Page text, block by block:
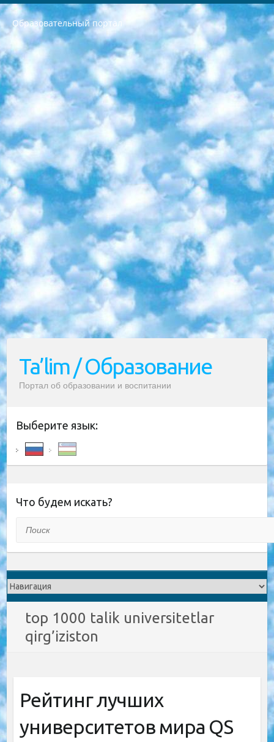
Образовательный портал
РЕСПУБЛИКА УЗБЕКИСТАН МИНИСТРЕРСТВО ДОШКОЛЬНОГО И ШКОЛЬНОГО ОБРАЗОВАНИЯ КОМАНДА в общеобразовательных учреждениях в 2023-2024 учебном году организация и проведение итоговой государственной аттестации обучающихся о Министра дошкольного и школьного образования Республики Узбекистан от 4 марта 2008 года (постановлением Минюста от 20 марта 2008 года № 1778 государственной регистрации) «Итоговое состояние учащихся общего среднего образования на основании положения об утверждении положения об аттестации общего среднего образования выпускной экзамен студентов в образовательных учреждениях в 2023-2024 учебном году В целях организации и прохождения аттестации приказываю: 1. Следующее: перечень предметов, по которым будет проводиться итоговая государственная аттестация и экзамен формы перевода согласно приложению 1; сертификаты международного образца, оценивающие уровень владения иностранными языками перечень согласно приложению 2; 2. Педагогический при специализированных образовательных учреждениях. научно-практический центр квалификации и международной оценки (Д.Давидова) 2024 г. До 25 марта: задания по предметам, по которым будет проводиться итоговая аттестация разработка и утверждение технических условий; итоговая аттестация на основании разработанного предметного задания разработка вопросов по предметам (устно и письменно), экзамен передача; общеобразовательные средние школы и специальные учебные заведения учащиеся выпускных классов школ и интернатов в агентской системе подготовка базы данных экзаменационных материалов и критериев оценки; перевод базы экзаменационных материалов на все языки обучения подать в Республиканский образовательный центр для изготовления; варианты экзаменов на основе разработанных контрольных материалов пусть будут поставлены задачи формирования. 3. Республиканский образовательный центр (Ш.Худайкулов) до 5 апреля 2024 года. до: база данных предоставленных экзаменационных материалов на все языки обучения перевод и экспертиза; для слепых, слабовидящих, глухих, слабослышащих и умственно отсталых детей учащиеся выпускных классов специализированных школ и школ-интернатов база данных экзаменационных материалов на всех преподаваемых языках подготовка критериев оценки; специализированные школы для умственно отсталых детей и технологии для учащихся выпускных классов школ-интернатов разработка соответствующих рекомендаций и критериев проведения ЕГЭ по естествознанию давать задания. 4. Педагогический при специализированных образовательных учреждениях. Научно-практический центр навыков и международной оценки (Д.Давидова), Республика образовательный центр (Худайкулов Ш.) итоговый государственный аттестационный экзамен ориентирован на творческое и логическое мышление при подготовке базы материалов учитывать введение заданий. 5. Следует отметить, что: сертификат государственного образца о знании общеобразовательного предмета и как минимум национальный уровень B1 по предметам на иностранных языках, указанным в Приложении 2. или международно признанный сертификат эквивалентного уровня студенты, изучающие определенный предмет, освобождаются от экзамена; по соответствующим предметам запланирована итоговая государственная аттестация за день до дня, путем жеребьевки Рабочей группой (в письменной форме по предметам, проводимым в форме) из числа сформированных вариантов выбрано 2 варианта; 2 выбранных варианта экзамена анонсированы на официальном сайте министерства и все выпускники по всей стране на основе этих вариантов проводит итоговую государственную аттестацию. 6. Государственное образование учащихся средних общеобразовательных учреждений. знания в соответствии с квалификационными требованиями, которые необходимо приобрести на основании стандартов итоговый (выпускной) контроль для 9 и 11 классов в целях тестирования Экзамены (далее – экзамены) состоят из предметов, перечисленных в приложении 1. будет сделано. 7. Экзамены пройдут с 26 мая по 15 июня 2024 г. (кроме науки физического воспитания). 8. Физическая для учащихся 9 классов общесредних образовательных учреждений. Экзамены по предмету «Образование, квалификация медицина» 1-6 мая 2024 года. сотрудники перевести под присмотр (с отклонениями в физическом или умственном развитии) специализированная школа для детей, школы-интернаты и со сколиозом школы-интернаты санаторного типа для больных детей исключены). 9. Он был слепым, слабовидящим и имел нарушения опорно-двигательного аппарата. экзамены в специализированных школах и интернатах для детей должны проводиться исходя из требований, предъявляемых к общеобразовательным учреждениям (физкультура кроме науки). 10. Специализированная школа для глухих и слабослышащих детей. и экзамены в интернатах и быть реализован в виде письменного теста по математике. 11. Специальность для умственно отсталых детей. Для 9 класса Родной язык и литературное письмо Государственный язык (язык обучения – узбекский). для неклассов) написано Математическое письмо Письменная/устная история Узбекистана Физическое воспитание практично Итоговый контроль Для 11 класса Написание родного языка и литературы (эссе) Математическое письмо Узбекский язык (обучение на узбекском языке) не посещающее общее среднее образование для учреждений)/Образовательное учреждение выбор письменный и устный Иностранный язык письменный/устный Письменная/устная история Узбекистана *По выбору студента:  Химия  Физика  Основы государственного права  География 10 бесплатных образовательных ресурсов - Мы составили подборку онлайн-проектов с интерактивными упражнениями, видеолекциями и статьями. Они помогут вам обрести новые и освежить старые знания бесплатно. 1. «ИНТУИТ» Старейшая образовательная площадка Рунета. Здесь вы найдёте сотни текстовых и видеокурсов на десятки различных тем — от программирования до психологии. Многие курсы подготовлены российскими университетами и крупными международными компаниями вроде Intel и Microsoft. Самостоятельное обучение бесплатное, но желающие могут оплатить услуги персональных наставников. 2. «Смартия» знакомит с актуальными профессиями и подсказывает, как им обучаться. Выбрав заинтересовавшую вас специальность — SMM-специалист, фотограф, веб-дизайнер или другую, — увидите список необходимых для неё умений. Чтобы вы могли освоить их самостоятельно, для каждого умения площадка отображает подборку ссылок на учебные материалы. Хотя «Смартия» ориентируется на русскоязычную аудиторию, часть контента всё же доступна только на английском. 3. «Лекторий Физтеха» Проект Московского физико-технического института (Физтеха). С его помощью вы можете смотреть онлайн серии лекций, записанные на видео в этом вузе. В числе доступных предметов — физика, биология, химия, информационные технологии и другие. К некоторым лекциям администрация ресурса прилагает готовые конспекты, которые можно скачивать в PDF-формате. 4. ITMOcourses Онлайн-площадка Санкт-Петербургского национального исследовательского университета информационных технологий, механики и оптики (ИТМО). Ресурс предоставляет свободный доступ к курсам, разработанным в этом вузе. Каталог материалов разбит на четыре категории: «Оптические системы и технологии», «Приборостроение и робототехника», «Информационные технологии» и «Биотехнологии». Курсы состоят из видеолекций, интерактивных демонстраций и заданий. 5. «КиберЛенинка» Электронная научная библиотека открытого доступа. Каталог площадки регулярно обрастает текстами статей из различных научных изданий. Сгруппированные по журналам и рубрикам публикации можно читать онлайн или скачивать целиком в PDF-формате. Проект нацелен на популяризацию науки за счёт открытого доступа к качественной информации. 6. «ПостНаука» На этом ресурсе публикуют подборки видеолекций, составленные экспертами из разных отраслей и объединённые общими темами. Среди них, к примеру, есть серии «Биоинформатика и геномика», «Культура средневековой Скандинавии» и Cinema Studies о теории кино. Каждая подборка лекций — логически связанная история, рассказанная экспертом от первого лица. Кроме того, на сайте появляются научно-образовательные статьи и тесты на разные темы. 7. «Newочём» Команда проекта «Newочём» отбирает самые интересные тексты из англоязычных СМИ и переводит те из них, за которые голосуют участники сообщества «ВКонтакте». По большей части это научно-популярные статьи. Редакторы придумывают лишь заголовки, в остальном содержание переводов соответствует оригиналам. Полные тексты можно читать прямо в социальной сети. 8. InternetUrok Онлайн-база материалов по основным дисциплинам школьной программы. Информация на сайте структурирована по классам, предметам и темам (урокам). Каждый урок состоит из видеолекций и конспектов. Есть также интерактивные тренажёры и тесты для закрепления пройденного материала. Даже если вы давно окончили школу, возможность повторить программу старших классов всегда может пригодиться. 9. Edutainme Ещё один ресурс об образовании. В отличие от Newtonew, как мне кажется, Edutainme больше ориентируется на представителей индустрии: педагогов, предпринимателей, разработчиков образовательных проектов. Но и любой, кто просто стремится к саморазвитию, найдёт на сайте много полезного и интересного для себя. Например, информацию о новых курсах и образовательных сервисах. 10. Newtonew Онлайн-медиа об образовании и обучении в широком смысле. Авторы Newtonew пишут об инструментах, заведениях, тактиках и стратегиях, которые помогают учить других и получать новые знания самостоятельно. На этой площадке вы найдёте новости, обзоры, аналитические мат
Ta’lim / Образование
Портал об образовании и воспитании
Выберите язык:
Что будем искать?
top 1000 talik universitetlar
qirg’iziston
Рейтинг лучших
университетов мира QS